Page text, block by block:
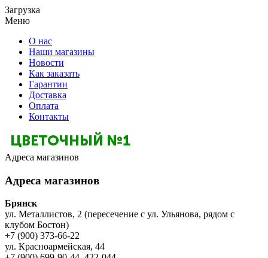
Загрузка
Меню
О нас
Наши магазины
Новости
Как заказать
Гарантии
Доставка
Оплата
Контакты
Адреса магазинов
Адреса магазинов
Брянск
ул. Металлистов, 2 (пересечение с ул. Ульянова, рядом с
клубом Бостон)
+7 (900) 373-66-22
ул. Красноармейская, 44